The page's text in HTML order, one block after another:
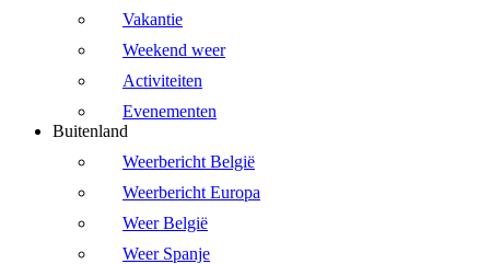
Vakantie
Weekend weer
Activiteiten
Evenementen
Buitenland
Weerbericht België
Weerbericht Europa
Weer België
Weer Spanje